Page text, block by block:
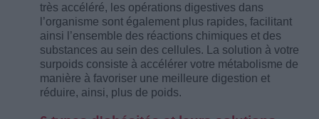
très accéléré, les opérations digestives dans
l’organisme sont également plus rapides, facilitant
ainsi l’ensemble des réactions chimiques et des
substances au sein des cellules. La solution à votre
surpoids consiste à accélérer votre métabolisme de
manière à favoriser une meilleure digestion et
réduire, ainsi, plus de poids.